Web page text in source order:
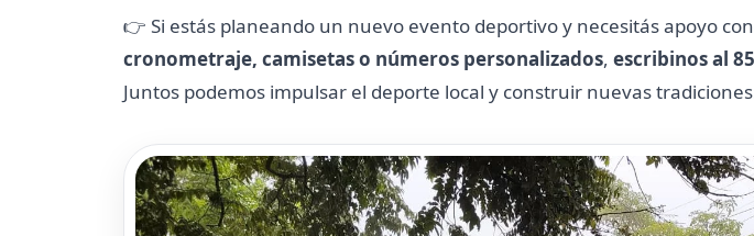
👉 Si estás planeando un nuevo evento deportivo y necesitás apoyo con
cronometraje, camisetas o números personalizados, escribinos al
Juntos podemos impulsar el deporte local y construir nuevas